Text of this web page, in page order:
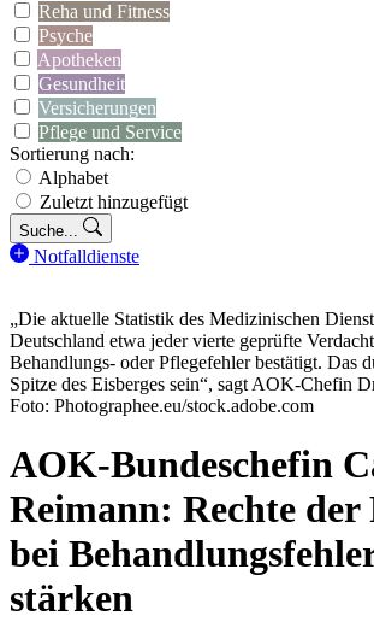
Reha und Fitness
Psyche
Apotheken
Gesundheit
Versicherungen
Pflege und Service
Sortierung nach:
Alphabet
Zuletzt hinzugefügt
Suche...
Notfalldienste
„Die aktuelle Statistik des Medizinischen
Deutschland etwa jeder vierte geprüfte
Behandlungs- oder Pflegefehler bestätigt. Das
Spitze des Eisberges sein“, sagt AOK-Chefin
Foto: Photographee.eu/stock.adobe.com
AOK-Bundeschefin
Reimann: Rechte der
bei
stärken